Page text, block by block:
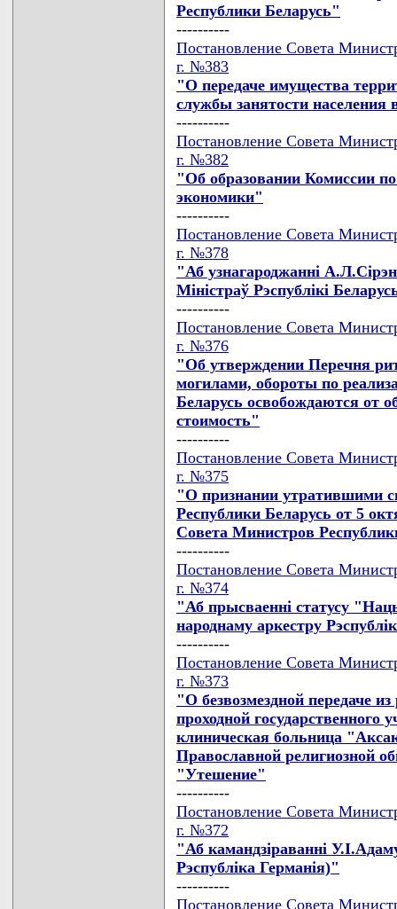
Республики Беларусь"
----------
Постановление Совета
г. №383
"О передаче имущества
службы занятости
----------
Постановление Совета
г. №382
"Об образовании Комиссии
экономики"
----------
Постановление Совета
г. №378
"Аб узнагароджаннi
Мiнiстраў Рэспублiкi
----------
Постановление Совета
г. №376
"Об утверждении Перечня
могилами, обороты по
Беларусь освобождаются от
стоимость"
----------
Постановление Совета
г. №375
"О признании утратившими
Республики Беларусь от 5
Совета Министров
----------
Постановление Совета
г. №374
"Аб прысваеннi статусу
народнаму аркестру
----------
Постановление Совета
г. №373
"О безвозмездной передаче
проходной государственного
клиническая больница
Православной религиозной
"Утешение"
----------
Постановление Совета
г. №372
"Аб камандзiраваннi
Рэспублiка Германiя)"
----------
Постановление Совета